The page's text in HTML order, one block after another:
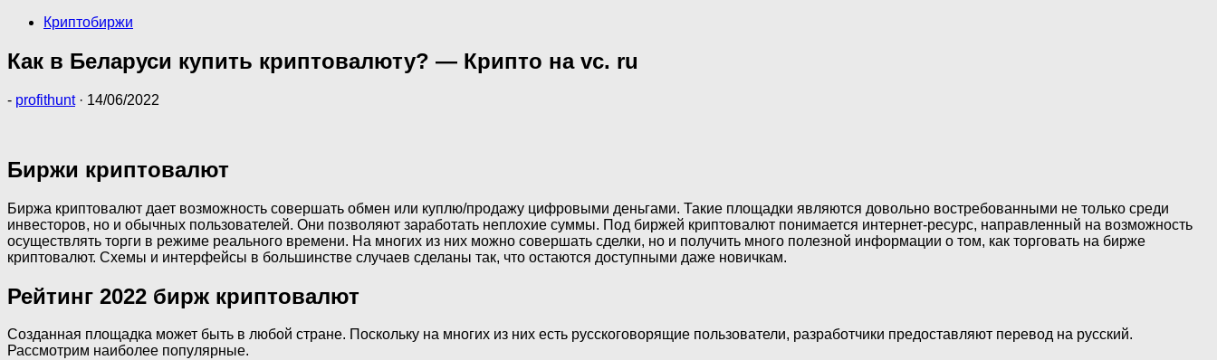
Криптобиржи
Как в Беларуси купить криптовалюту? — Крипто на vc. ru
- profithunt · 14/06/2022
Биржи криптовалют
Биржа криптовалют дает возможность совершать обмен или куплю/продажу цифровыми деньгами. Такие площадки являются довольно востребованными не только среди
инвесторов, но и обычных пользователей. Они позволяют заработать неплохие суммы. Под биржей криптовалют понимается интернет-ресурс, направленный на возможность
осуществлять торги в режиме реального времени. На многих из них можно совершать сделки, но и получить много полезной информации о том, как торговать на бирже
криптовалют. Схемы и интерфейсы в большинстве случаев сделаны так, что остаются доступными даже новичкам.
Рейтинг 2022 бирж криптовалют
Созданная площадка может быть в любой стране. Поскольку на многих из них есть русскоговорящие пользователи, разработчики предоставляют перевод на русский.
Рассмотрим наиболее популярные.